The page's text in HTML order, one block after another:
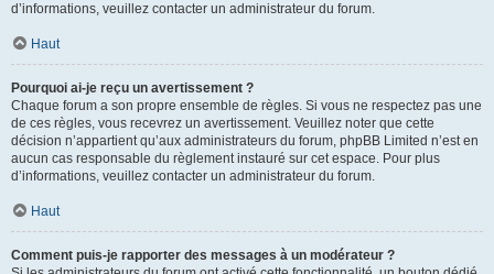
d’informations, veuillez contacter un administrateur du forum.
Haut
Pourquoi ai-je reçu un avertissement ?
Chaque forum a son propre ensemble de règles. Si vous ne respectez pas une
de ces règles, vous recevrez un avertissement. Veuillez noter que cette
décision n’appartient qu’aux administrateurs du forum, phpBB Limited n’est en
aucun cas responsable du règlement instauré sur cet espace. Pour plus
d’informations, veuillez contacter un administrateur du forum.
Haut
Comment puis-je rapporter des messages à un modérateur ?